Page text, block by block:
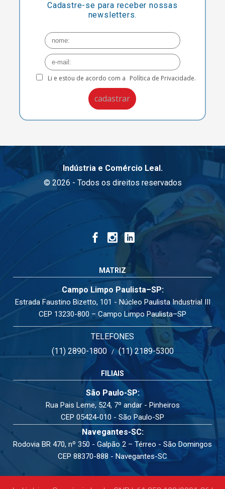
Cadastre-se para receber nossas
newsletters.
Li e estou de acordo com a Política de Privacidade.
Indústria e Comércio Leal.
© 2026 - Todos os direitos reservados
MATRIZ
Campo Limpo Paulista–SP:
Estrada Faustino Bizetto, 101 - Núcleo Paulista Industrial III
CEP 13230-800 – Campo Limpo Paulista–SP
TELEFONES
(11) 2890-1800/(11) 2189-5300
FILIAIS
São Paulo-SP:
Rua Pais Leme, 524, 7º andar - Pinheiros
CEP 05424-010 - São Paulo-SP
Navegantes-SC:
Rodovia BR 470, nº 350 - Galpão 2 – Térreo - São Domingos
CEP 88370-888 - Navegantes-SC